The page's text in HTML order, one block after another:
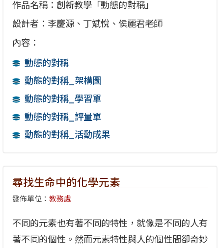
作品名稱：創新教學「動態的對稱」
設計者：李慶源、丁斌悅、侯麗君老師
內容：
動態的對稱
動態的對稱_架構圖
動態的對稱_學習單
動態的對稱_評量單
動態的對稱_活動成果
尋找生命中的化學元素
發佈單位：教務處
不同的元素也有著不同的特性，就像是不同的人有
著不同的個性。然而元素特性與人的個性間卻奇妙